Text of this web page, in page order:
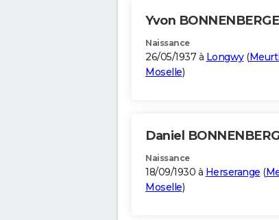
Yvon
Naissance
26/05/1937 à Longwy(
Moselle)
Daniel
Naissance
18/09/1930 à Herserange (
Moselle)